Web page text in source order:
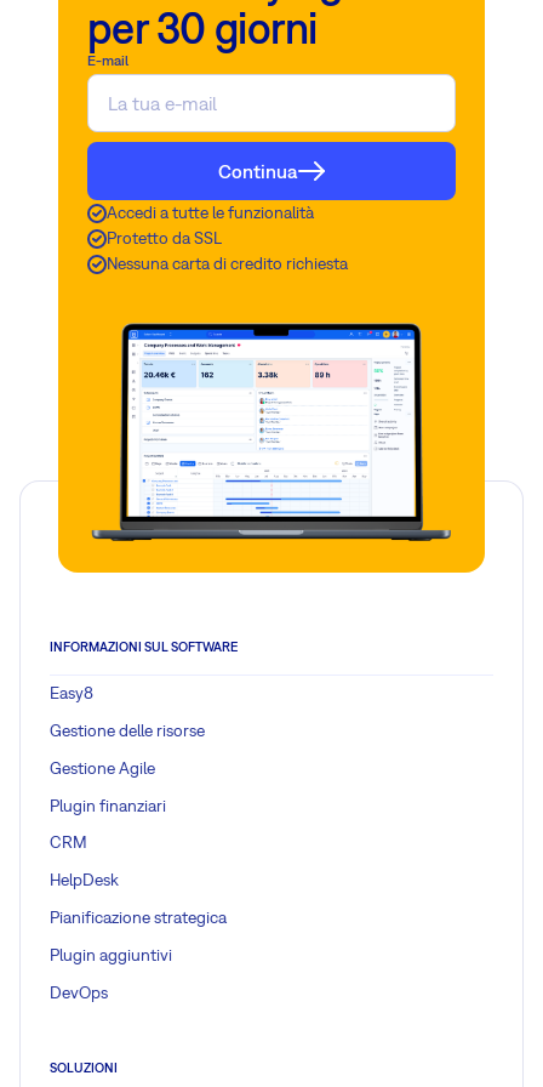
per 30 giorni
E-mail
Continua
Accedi a tutte le funzionalità
Protetto da SSL
Nessuna carta di credito richiesta
INFORMAZIONI SUL SOFTWARE
Easy8
Gestione delle risorse
Gestione Agile
Plugin finanziari
CRM
HelpDesk
Pianificazione strategica
Plugin aggiuntivi
DevOps
SOLUZIONI